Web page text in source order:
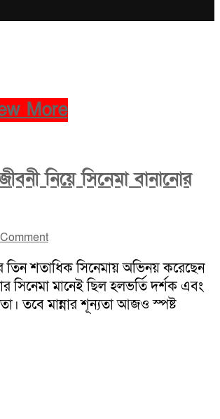
More
নিয়ে সিনেমা বানানোর
তিন শতাধিক সিনেমায় অভিনয় করেছেন
সিনেমা মানেই ছিল হলভর্তি দর্শক এবং
তবে মান্নার শূন্যতা আজও স্পষ্ট